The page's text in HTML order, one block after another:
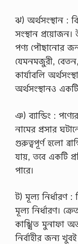
ঝ) অর্থসংস্থান :
সংস্থান
পণ্য পৌছানোর
যেমনমজুরী,
কার্যাবলি
অর্থসংস্থানও
ঞ) ব্যান্ডিং :
নামের প্রসার
গুরুত্বপূর্ণ হলো
যায়, তবে একটি
পারে।
ট) মূল্য নির্ধারণ
মূল্য নির্ধারণ।
কাঙ্খিত মুনাফা
নির্বাহীর জন্য